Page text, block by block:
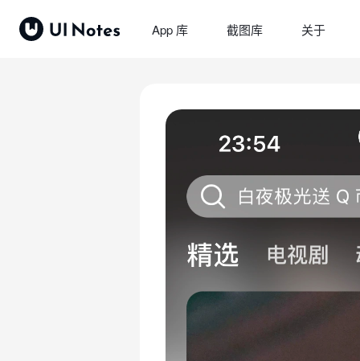
App 库 截图库 关于